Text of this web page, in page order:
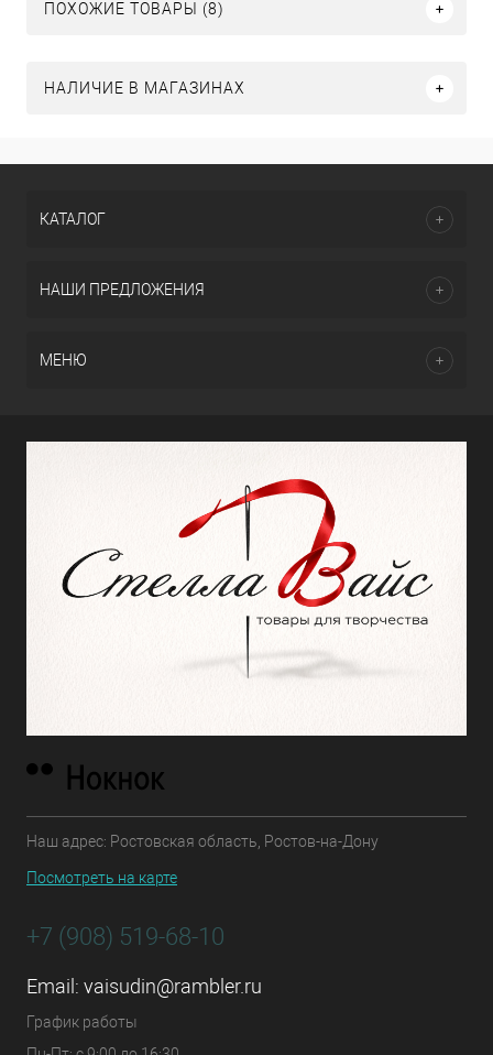
ПОХОЖИЕ ТОВАРЫ (8)
НАЛИЧИЕ В МАГАЗИНАХ
КАТАЛОГ
НАШИ ПРЕДЛОЖЕНИЯ
МЕНЮ
Наш адрес: Ростовская область, Ростов-на-Дону
Посмотреть на карте
+7 (908) 519-68-10
Email: vaisudin@rambler.ru
График работы